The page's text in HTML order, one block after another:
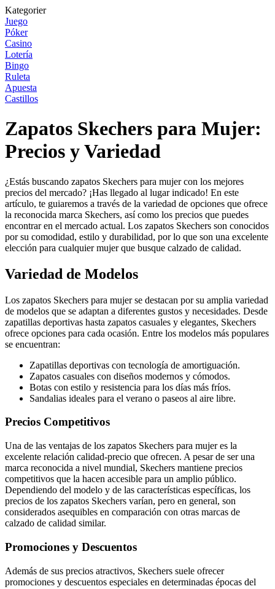
Kategorier
Juego
Póker
Casino
Lotería
Bingo
Ruleta
Apuesta
Castillos
Zapatos Skechers para Mujer:
Precios y Variedad
¿Estás buscando zapatos Skechers para mujer con los mejores
precios del mercado? ¡Has llegado al lugar indicado! En este
artículo, te guiaremos a través de la variedad de opciones que ofrece
la reconocida marca Skechers, así como los precios que puedes
encontrar en el mercado actual. Los zapatos Skechers son conocidos
por su comodidad, estilo y durabilidad, por lo que son una excelente
elección para cualquier mujer que busque calzado de calidad.
Variedad de Modelos
Los zapatos Skechers para mujer se destacan por su amplia variedad
de modelos que se adaptan a diferentes gustos y necesidades. Desde
zapatillas deportivas hasta zapatos casuales y elegantes, Skechers
ofrece opciones para cada ocasión. Entre los modelos más populares
se encuentran:
Zapatillas deportivas con tecnología de amortiguación.
Zapatos casuales con diseños modernos y cómodos.
Botas con estilo y resistencia para los días más fríos.
Sandalias ideales para el verano o paseos al aire libre.
Precios Competitivos
Una de las ventajas de los zapatos Skechers para mujer es la
excelente relación calidad-precio que ofrecen. A pesar de ser una
marca reconocida a nivel mundial, Skechers mantiene precios
competitivos que la hacen accesible para un amplio público.
Dependiendo del modelo y de las características específicas, los
precios de los zapatos Skechers varían, pero en general, son
considerados asequibles en comparación con otras marcas de
calzado de calidad similar.
Promociones y Descuentos
Además de sus precios atractivos, Skechers suele ofrecer
promociones y descuentos especiales en determinadas épocas del